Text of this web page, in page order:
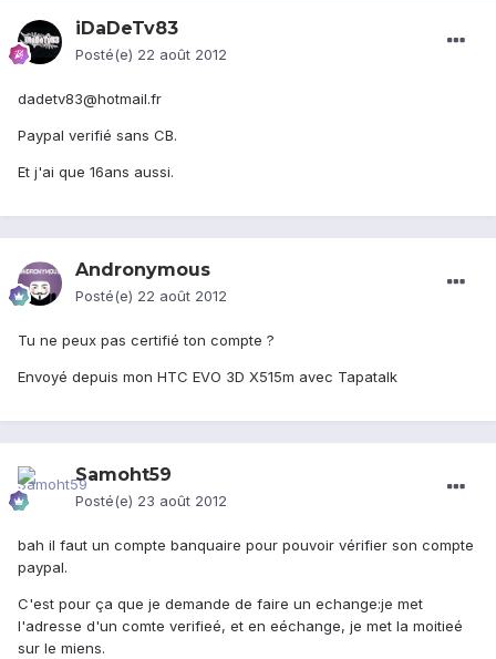
iDaDeTv83
Posté(e) 22 août 2012
dadetv83@hotmail.fr
Paypal verifié sans CB.
Et j'ai que 16ans aussi.
Andronymous
Posté(e) 22 août 2012
Tu ne peux pas certifié ton compte ?
Envoyé depuis mon HTC EVO 3D X515m avec Tapatalk
Samoht59
Posté(e) 23 août 2012
bah il faut un compte banquaire pour pouvoir vérifier son compte
paypal.
C'est pour ça que je demande de faire un echange:je met
l'adresse d'un comte verifieé, et en eéchange, je met la moitieé
sur le miens.